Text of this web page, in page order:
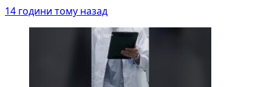
14 години тому назад